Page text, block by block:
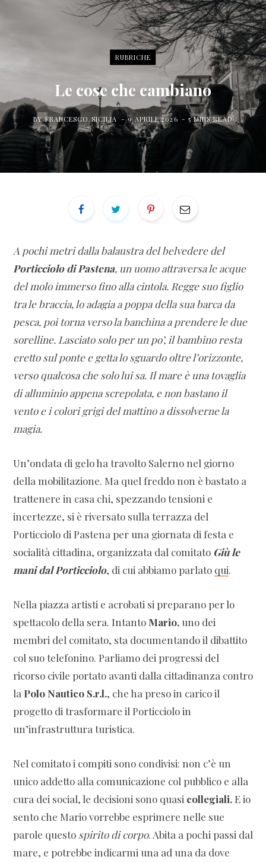
a
c
b
o
w
i
t
t
n
s
t
g
for:
RUBRICHE
Le cose che cambiano
BYFRANCESCO SICILIA 9 APRILE 2026 5 MINS READ
A pochi metri dalla balaustra del belvedere del
Porticciolo di Pastena, un uomo attraversa le acque
del molo immerso fino alla cintola. Regge suo figlio
tra le braccia, lo adagia a poppa della sua barca da
pesca, poi torna verso la banchina a prendere le due
sorelline. Lasciato solo per un po’, il bambino resta
eretto sul ponte e getta lo sguardo oltre l’orizzonte,
verso qualcosa che solo lui sa. Il mare è una tovaglia
di alluminio appena screpolata, e non bastano il
vento e i colori grigi del mattino a dissolverne la
magia.
Un’ondata di gelo ha travolto Salerno nel giorno
della mobilitazione. Ma quel freddo non è bastato a
trattenere in casa chi, spezzando tensioni e
incertezze, si è riversato sulla terrazza del
Porticciolo di Pastena per una giornata di festa e
socialità cittadina, organizzata dal comitato Giù le
mani dal Porticciolo, di cui abbiamo parlato qui.
Nella piazza artisti e acrobati si preparano per lo
spettacolo della sera. Intanto Mario, uno dei
membri del comitato, sta documentando il dibattito
col suo telefonino. Parliamo dei progressi del
ricorso civile portato avanti dalla cittadinanza contro
la Polo Nautico S.r.l., che ha preso in carico il
progetto di trasformare il Porticciolo in
un’infrastruttura turistica.
Nel comitato i compiti sono condivisi: non c’è un
unico addetto alla comunicazione col pubblico e alla
cura dei social, le decisioni sono quasi collegiali.E io
sento che Mario vorrebbe esprimere nelle sue
parole questo spirito di corpo. Abita a pochi passi dal
mare, e potrebbe indicarmi una ad una da dove